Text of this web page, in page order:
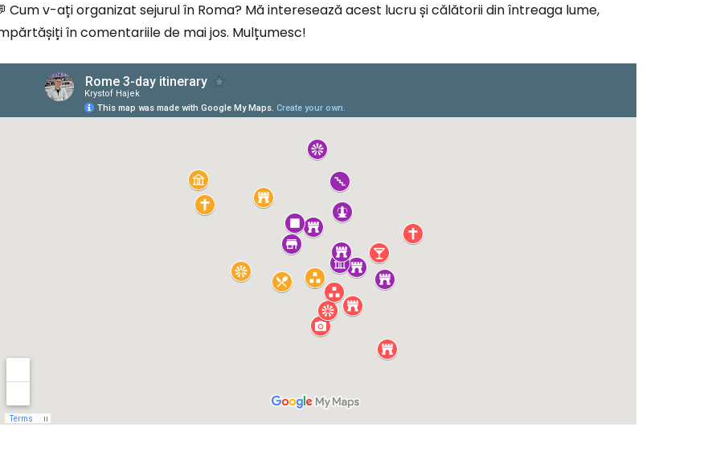
Cum v-ați organizat sejurul în Roma? Mă interesează acest lucru și călătorii din întreaga lume,
în comentariile de mai jos. Mulțumesc!
Conectați-vă la Cestee
Continuați cu Google